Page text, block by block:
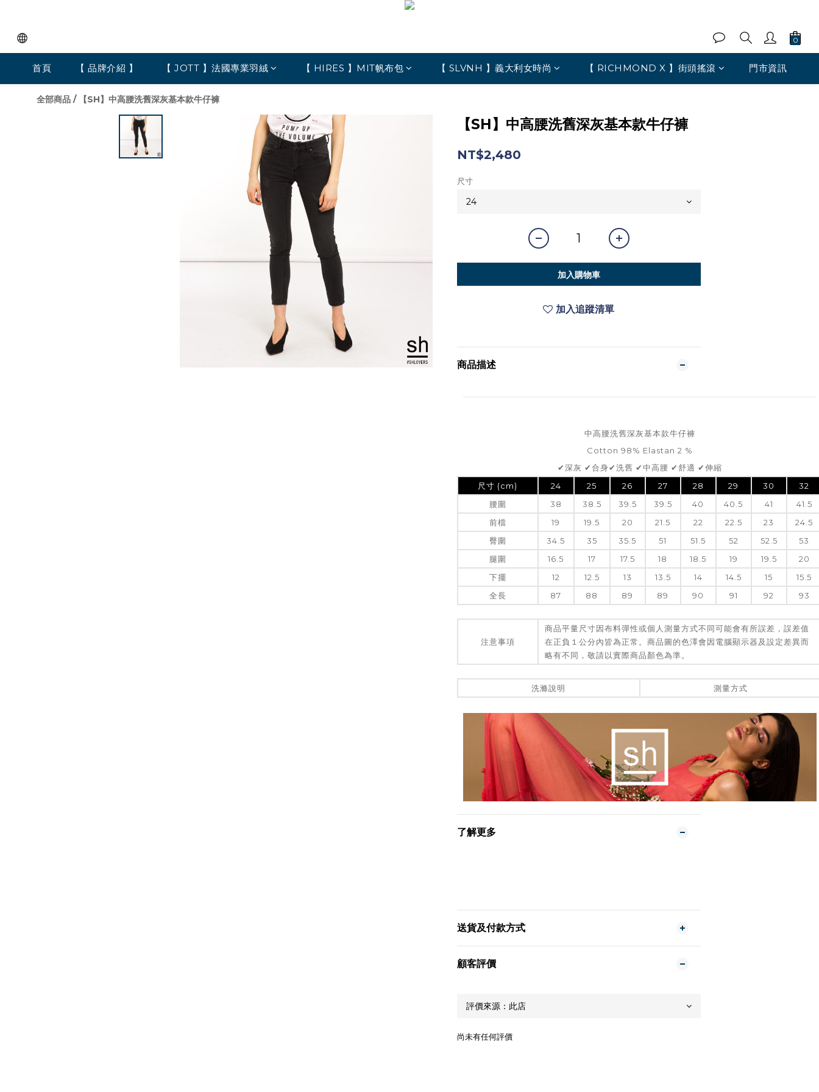
首頁 【 品牌介紹 】 【 JOTT 】法國專業羽絨 【 HIRES 】MIT帆布包 【 SLVNH 】義大利女時尚 【 RICHMOND X 】街頭搖滾 門市資訊
全部商品 / 【SH】中高腰洗舊深灰基本款牛仔褲
【SH】中高腰洗舊深灰基本款牛仔褲
NT$2,480
尺寸
加入購物車
加入追蹤清單
商品描述
中高腰洗舊深灰基本款牛仔褲
Cotton 98% Elastan 2 %
✔深灰 ✔合身✔洗舊 ✔中高腰 ✔舒適 ✔伸縮
尺寸 (cm)
24 25 26 27 28 29 30
32
腰圍
38 38.5 39.5 39.5 40 40.5 41
41.5
前檔
19 19.5 20 21.5 22 22.5 23
24.5
臀圍
34.5 35 35.5 51 51.5 52 52.5
53
腿圍
16.5 17 17.5 18 18.5 19 19.5
20
下擺
12 12.5 13 13.5 14 14.5 15
15.5
全長
87 88 89 89 90 91 92 93
注意事項
商品平量尺寸因布料彈性或個人測量方式不同可能會有所誤差，誤差值
在正負１公分內皆為正常。商品圖的色澤會因電腦顯示器及設定差異而
略有不同，敬請以實際商品顏色為準。
洗滌說明 測量方式
了解更多
送貨及付款方式
顧客評價
尚未有任何評價